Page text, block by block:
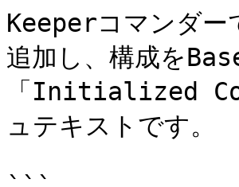
Keeperコマンダー
追加し、構成を
「Initialized
ュテキストです。